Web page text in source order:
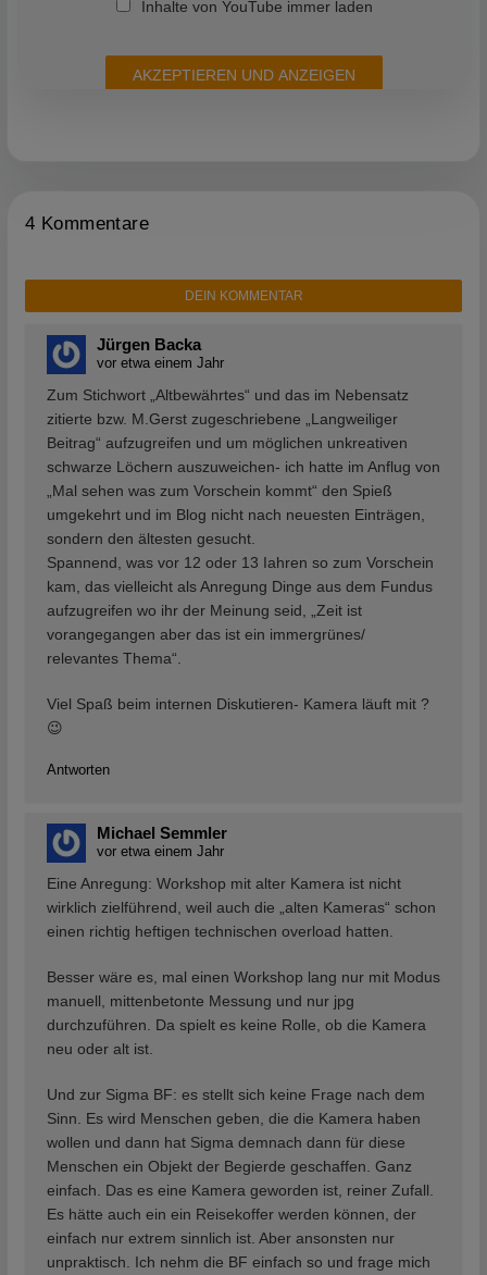
Inhalte von YouTube immer laden
AKZEPTIEREN UND ANZEIGEN
4 Kommentare
DEIN KOMMENTAR
Jürgen Backa
vor etwa einem Jahr
Zum Stichwort „Altbewährtes“ und das im Nebensatz
zitierte bzw. M.Gerst zugeschriebene „Langweiliger
Beitrag“ aufzugreifen und um möglichen unkreativen
schwarze Löchern auszuweichen- ich hatte im Anflug von
„Mal sehen was zum Vorschein kommt“ den Spieß
umgekehrt und im Blog nicht nach neuesten Einträgen,
sondern den ältesten gesucht.
Spannend, was vor 12 oder 13 Iahren so zum Vorschein
kam, das vielleicht als Anregung Dinge aus dem Fundus
aufzugreifen wo ihr der Meinung seid, „Zeit ist
vorangegangen aber das ist ein immergrünes/
relevantes Thema“.
Viel Spaß beim internen Diskutieren- Kamera läuft mit ?
😉
Antworten
Michael Semmler
vor etwa einem Jahr
Eine Anregung: Workshop mit alter Kamera ist nicht
wirklich zielführend, weil auch die „alten Kameras“ schon
einen richtig heftigen technischen overload hatten.
Besser wäre es, mal einen Workshop lang nur mit Modus
manuell, mittenbetonte Messung und nur jpg
durchzuführen. Da spielt es keine Rolle, ob die Kamera
neu oder alt ist.
Und zur Sigma BF: es stellt sich keine Frage nach dem
Sinn. Es wird Menschen geben, die die Kamera haben
wollen und dann hat Sigma demnach dann für diese
Menschen ein Objekt der Begierde geschaffen. Ganz
einfach. Das es eine Kamera geworden ist, reiner Zufall.
Es hätte auch ein ein Reisekoffer werden können, der
einfach nur extrem sinnlich ist. Aber ansonsten nur
unpraktisch. Ich nehm die BF einfach so und frage mich